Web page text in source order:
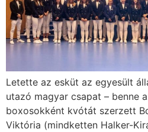
Letette az esküt az egyesült
utazó magyar csapat – benne
boxosokként kvótát szerzett
Viktória (mindketten Halker-